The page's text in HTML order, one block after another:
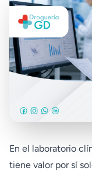
En el laboratorio
tiene valor por sí